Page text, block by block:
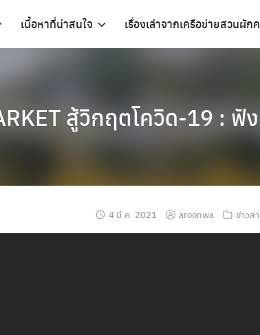
เนื้อหาที่น่าสนใจ เรื่องเล่าจากเครือข่ายสวนผัก
สู้วิกฤตโควิด-19 : ฟั
4 มี.ค. 2021 aroonwa ข่าวส